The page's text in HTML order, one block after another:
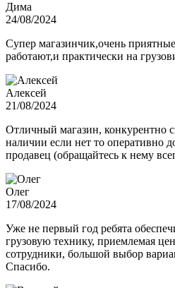
Дима
24/08/2024
Супер магазинчик,очень
работают,и практически на
Алексей
21/08/2024
Отличный магазин, конкурентно
наличии если нет то оперативно
продавец (обращайтесь к нему
Олег
17/08/2024
Уже не первый год ребята
грузовую технику, приемлемая
сотрудники, большой выбор
Спасибо.